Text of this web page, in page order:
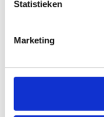
Statistieken
Marketing